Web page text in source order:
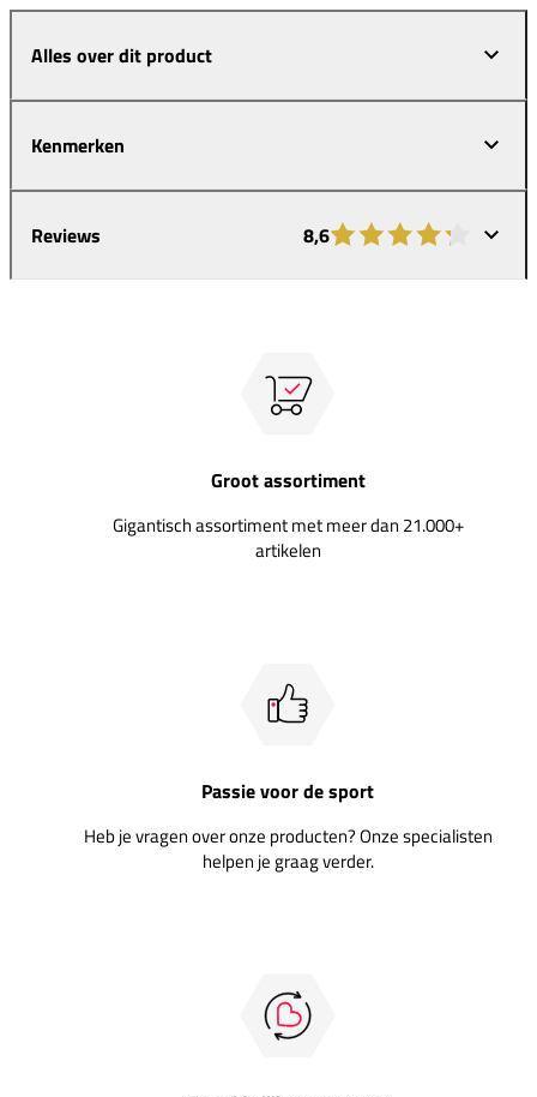
Alles over dit product
Kenmerken
Reviews 8,6
Groot assortiment
Gigantisch assortiment met meer dan 21.000+
artikelen
Passie voor de sport
Heb je vragen over onze producten? Onze specialisten
helpen je graag verder.